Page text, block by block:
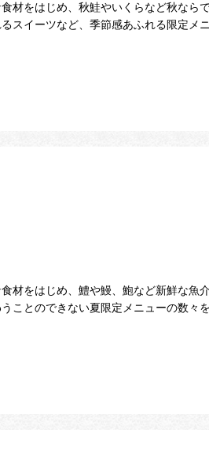
をはじめ、秋鮭やいくらなど秋ならで
スイーツなど、季節感あふれる限定メ
材をはじめ、鱧や鰻、鮑など新鮮な魚
ことのできない夏限定メニューの数々